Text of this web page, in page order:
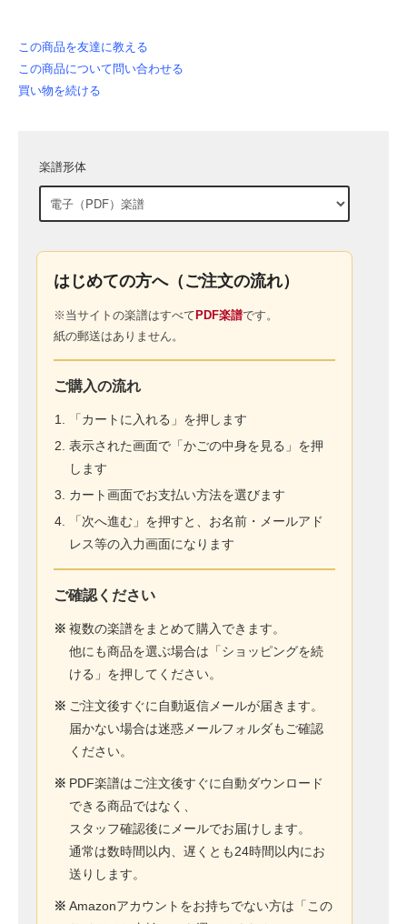
この商品を友達に教える
この商品について問い合わせる
買い物を続ける
楽譜形体
はじめての方へ（ご注文の流れ）
※当サイトの楽譜はすべて PDF楽譜です。
紙の郵送はありません。
ご購入の流れ
「カートに入れる」を押します
表示された画面で「かごの中身を見る」を押
します
カート画面でお支払い方法を選びます
「次へ進む」を押すと、お名前・メールアド
レス等の入力画面になります
ご確認ください
※ 複数の楽譜をまとめて購入できます。
他にも商品を選ぶ場合は「ショッピングを続
ける」を押してください。
※ ご注文後すぐに自動返信メールが届きます。
届かない場合は迷惑メールフォルダもご確認
ください。
※ PDF楽譜はご注文後すぐに自動ダウンロード
できる商品ではなく、
スタッフ確認後にメールでお届けします。
通常は数時間以内、遅くとも24時間以内にお
送りします。
※ Amazonアカウントをお持ちでない方は「この